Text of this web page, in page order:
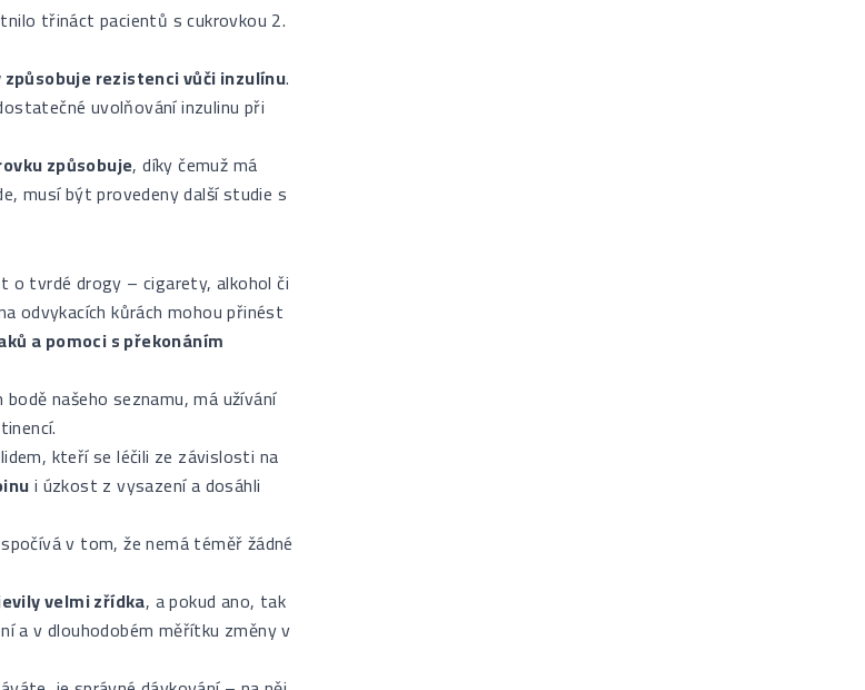
třináct pacientů s cukrovkou 2.
rezistenci vůči inzulínu.
uvolňování inzulinu při
způsobuje, díky čemuž má
musí být provedeny další studie s
o tvrdé drogy – cigarety, alkohol či
odvykacích kůrách mohou přinést
a pomoci s překonáním
našeho seznamu, má užívání
kteří se léčili ze závislosti na
i úzkost z vysazení a dosáhli
v tom, že nemá téměř žádné
velmi zřídka, a pokud ano, tak
a v dlouhodobém měřítku změny v